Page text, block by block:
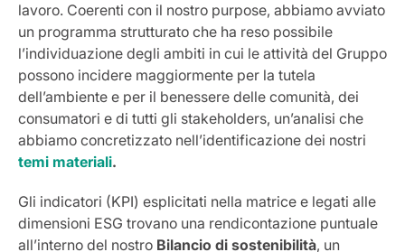
lavoro. Coerenti con il nostro purpose, abbiamo avviato
un programma strutturato che ha reso possibile
l’individuazione degli ambiti in cui le attività del Gruppo
possono incidere maggiormente per la tutela
dell’ambiente e per il benessere delle comunità, dei
consumatori e di tutti gli stakeholders, un’analisi che
abbiamo concretizzato nell’identificazione dei nostri
temi materiali.
Gli indicatori (KPI) esplicitati nella matrice e legati alle
dimensioni ESG trovano una rendicontazione puntuale
all’interno del nostro Bilancio di sostenibilità, un